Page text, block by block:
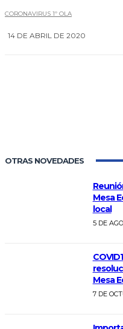
CORONAVIRUS 1º OLA
14 DE ABRIL DE 2020
OTRAS NOVEDADES
Mesa
local
5 DE
Mesa
7 DE